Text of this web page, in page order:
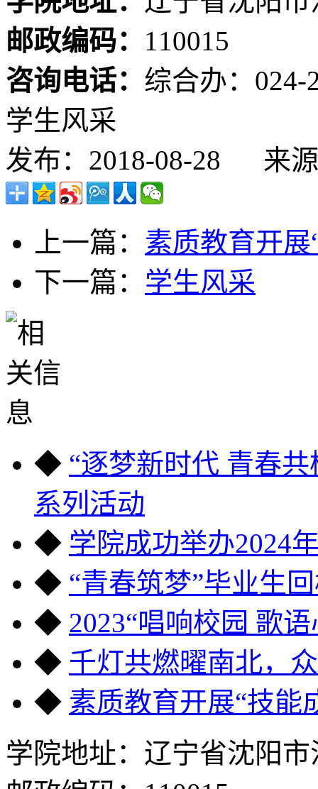
邮政编码： 110015
咨询电话： 综合办：024-
学生风采
发布：2018-08-28 来
上一篇： 素质教育开
下一篇： 学生风采
◆ “逐梦新时代 青春
系列活动
◆ 学院成功举办2024
◆ “青春筑梦”毕业生
◆ 2023“唱响校园 歌
◆ 千灯共燃曜南北，
◆ 素质教育开展“技能
学院地址：辽宁省沈阳